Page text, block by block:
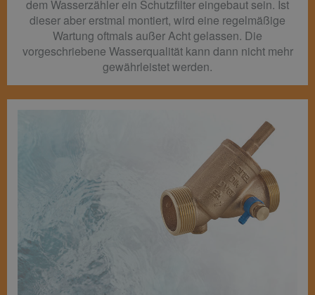
dem Wasserzähler ein Schutzfilter eingebaut sein. Ist
dieser aber erstmal montiert, wird eine regelmäßige
Wartung oftmals außer Acht gelassen. Die
vorgeschriebene Wasserqualität kann dann nicht mehr
gewährleistet werden.